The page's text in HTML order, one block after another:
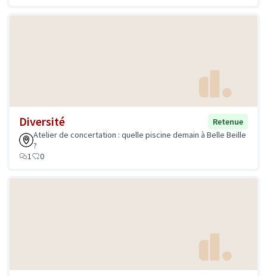
Diversité
Retenue
Atelier de concertation : quelle piscine demain à Belle Beille
?
1
0